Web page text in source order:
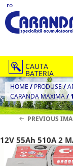
ro
CAUTA
BATERIA
HOME / PRODUSE/
CARANDA MAXIMA/
PREVIOUS
12V 55Ah 510A 2